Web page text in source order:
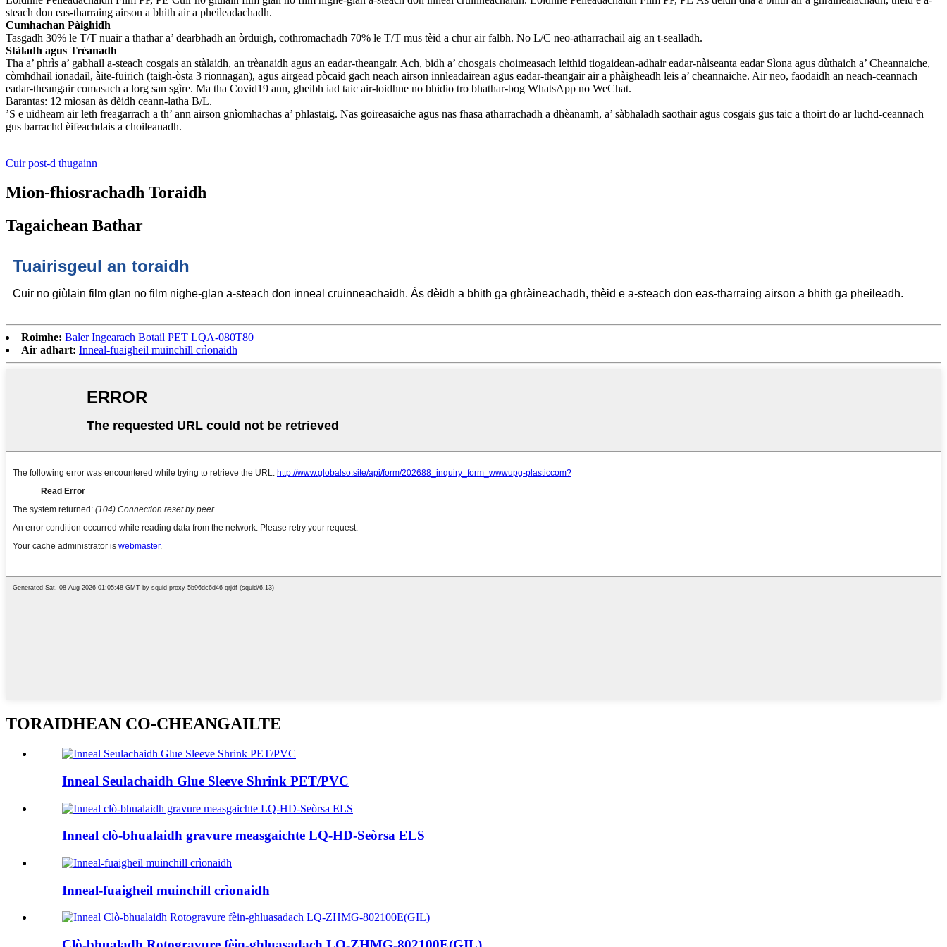
steach don eas-tharraing airson a bhith air a pheileadachadh.
Cumhachan Pàighidh
Tasgadh 30% le T/T nuair a thathar a’ dearbhadh an òrduigh, cothromachadh 70% le T/T mus tèid a chur air falbh. No L/C neo-atharrachail aig an t-sealladh.
Stàladh agus Trèanadh
Tha a’ phrìs a’ gabhail a-steach cosgais an stàlaidh, an trèanaidh agus an eadar-theangair. Ach, bidh a’ chosgais choimeasach leithid tiogaidean-adhair eadar-nàiseanta eadar Sìona agus dùthaich a’ Cheannaiche,
còmhdhail ionadail, àite-fuirich (taigh-òsta 3 rionnagan), agus airgead pòcaid gach neach airson innleadairean agus eadar-theangair air a phàigheadh ​​leis a’ cheannaiche. Air neo, faodaidh an neach-ceannach
eadar-theangair comasach a lorg san sgìre. Ma tha Covid19 ann, gheibh iad taic air-loidhne no bhidio tro bhathar-bog WhatsApp no ​​WeChat.
Barantas: 12 mìosan às dèidh ceann-latha B/L.
’S e uidheam air leth freagarrach a th’ ann airson gnìomhachas a’ phlastaig. Nas goireasaiche agus nas fhasa atharrachadh a dhèanamh, a’ sàbhaladh saothair agus cosgais gus taic a thoirt do ar luchd-ceannach
gus barrachd èifeachdais a choileanadh.
Cuir post-d thugainn
Mion-fhiosrachadh Toraidh
Tagaichean Bathar
Tuairisgeul an toraidh
Cuir no giùlain film glan no film nighe-glan a-steach don inneal cruinneachaidh. Às dèidh a bhith ga ghràineachadh, thèid e a-steach don eas-tharraing airson a bhith ga pheileadh.
Roimhe: Baler Ingearach Botail PET LQA-080T80
Air adhart: Inneal-fuaigheil muinchill crìonaidh
TORAIDHEAN CO-CHEANGAILTE
Inneal Seulachaidh Glue Sleeve Shrink PET/PVC
Inneal clò-bhualaidh gravure measgaichte LQ-HD-Seòrsa ELS
Inneal-fuaigheil muinchill crìonaidh